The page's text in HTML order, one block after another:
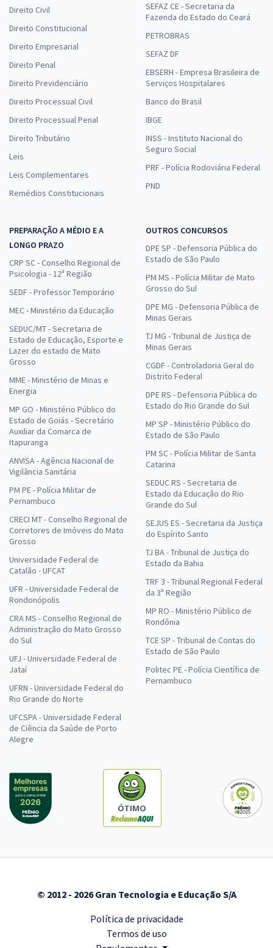
Direito Civil
Direito Constitucional
Direito Empresarial
Direito Penal
Direito Previdenciário
Direito Processual Civil
Direito Processual Penal
Direito Tributário
Leis
Leis Complementares
Remédios Constitucionais
SEFAZ CE - Secretaria da
Fazenda do Estado do Ceará
PETROBRAS
SEFAZ DF
EBSERH - Empresa Brasileira de
Serviços Hospitalares
Banco do Brasil
IBGE
INSS - Instituto Nacional do
Seguro Social
PRF - Polícia Rodoviária Federal
PND
PREPARAÇÃO A MÉDIO E A
LONGO PRAZO
CRP SC - Conselho Regional de
Psicologia - 12ª Região
SEDF - Professor Temporário
MEC - Ministério da Educação
SEDUC/MT - Secretaria de
Estado de Educação, Esporte e
Lazer do estado de Mato
Grosso
MME - Ministério de Minas e
Energia
MP GO - Ministério Público do
Estado de Goiás - Secretário
Auxiliar da Comarca de
Itapuranga
ANVISA - Agência Nacional de
Vigilância Sanitária
PM PE - Polícia Militar de
Pernambuco
CRECI MT - Conselho Regional de
Corretores de Imóveis do Mato
Grosso
Universidade Federal de
Catalão - UFCAT
UFR - Universidade Federal de
Rondonópolis
CRA MS - Conselho Regional de
Administração do Mato Grosso
do Sul
UFJ - Universidade Federal de
Jataí
UFRN - Universidade Federal do
Rio Grande do Norte
UFCSPA - Universidade Federal
de Ciência da Saúde de Porto
Alegre
OUTROS CONCURSOS
DPE SP - Defensoria Pública do
Estado de São Paulo
PM MS - Polícia Militar de Mato
Grosso do Sul
DPE MG - Defensoria Pública de
Minas Gerais
TJ MG - Tribunal de Justiça de
Minas Gerais
CGDF - Controladoria Geral do
Distrito Federal
DPE RS - Defensoria Pública do
Estado do Rio Grande do Sul
MP SP - Ministério Público do
Estado de São Paulo
PM SC - Polícia Militar de Santa
Catarina
SEDUC RS - Secretaria de
Estado da Educação do Rio
Grande do Sul
SEJUS ES - Secretaria da Justiça
do Espírito Santo
TJ BA - Tribunal de Justiça do
Estado da Bahia
TRF 3 - Tribunal Regional Federal
da 3ª Região
MP RO - Ministério Público de
Rondônia
TCE SP - Tribunal de Contas do
Estado de São Paulo
Politec PE - Polícia Científica de
Pernambuco
ÓTIMO
© 2012 - 2026 Gran Tecnologia e Educação S/A
Política de privacidade
Termos de uso